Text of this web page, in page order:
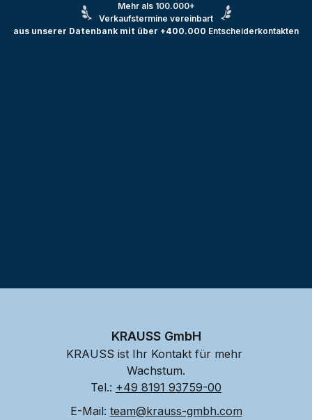
Mehr als 100.000+
Verkaufstermine vereinbart
aus unserer Datenbank mit über +400.000 Entscheiderkontakten
KRAUSS GmbH
KRAUSS ist Ihr Kontakt für mehr
Wachstum.
Tel.: +49 8191 93759-00
E-Mail: team@krauss-gmbh.com